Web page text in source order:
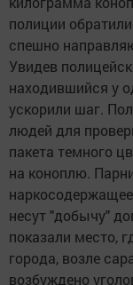
полиции
спешно
Увидев
находившийся у
ускорили шаг.
людей для
пакета темного
на коноплю.
несут "добычу"
показали место,
города, возле
возбуждено